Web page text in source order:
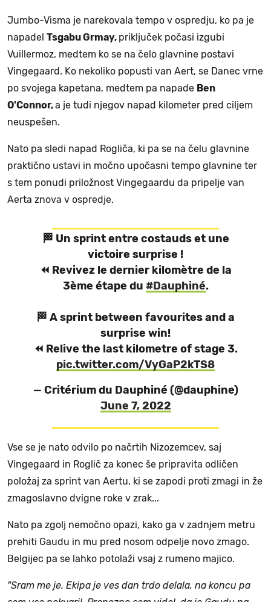
Jumbo-Visma je narekovala tempo v ospredju, ko pa je
napadel Tsgabu Grmay, priključek počasi izgubi
Vuillermoz, medtem ko se na čelo glavnine postavi
Vingegaard. Ko nekoliko popusti van Aert, se Danec vrne
po svojega kapetana, medtem pa napade Ben
O'Connor,a je tudi njegov napad kilometer pred ciljem
neuspešen.
Nato pa sledi napad Rogliča, ki pa se na čelu glavnine
praktično ustavi in močno upočasni tempo glavnine ter
s tem ponudi priložnost Vingegaardu da pripelje van
Aerta znova v ospredje.
🏁 Un sprint entre costauds et une
victoire surprise !
⏪ Revivez le dernier kilomètre de la
3ème étape du #Dauphiné.
🏁 A sprint between favourites and a
surprise win!
⏪ Relive the last kilometre of stage 3.
pic.twitter.com/VyGaP2kTS8
— Critérium du Dauphiné (@dauphine)
June 7, 2022
Vse se je nato odvilo po načrtih Nizozemcev, saj
Vingegaard in Roglič za konec še pripravita odličen
položaj za sprint van Aertu, ki se zapodi proti zmagi in že
zmagoslavno dvigne roke v zrak...
Nato pa zgolj nemočno opazi, kako ga v zadnjem metru
prehiti Gaudu in mu pred nosom odpelje novo zmago.
Belgijec pa se lahko potolaži vsaj z rumeno majico.
"Sram me je. Ekipa je ves dan trdo delala, na koncu pa